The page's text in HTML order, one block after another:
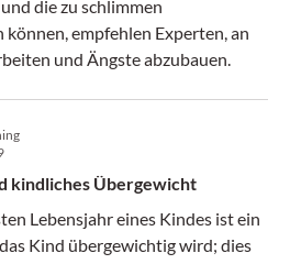
die zu schlimmen
empfehlen Experten, an
und Ängste abzubauen.
kindliches Übergewicht
Lebensjahr eines Kindes ist ein
Kind übergewichtig wird; dies